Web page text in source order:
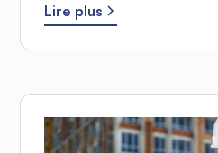
Lire plus